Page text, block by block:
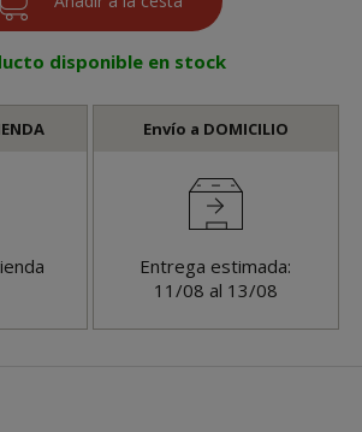
disponible en stock
Envío a DOMICILIO
Entrega estimada:
11/08 al 13/08